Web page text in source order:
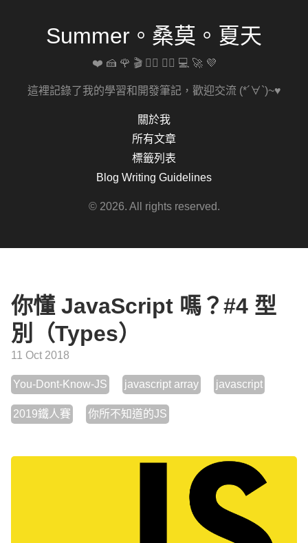
Summer。桑莫。夏天
❤️ 🍰 🌹 🎬 🚴‍♀️ 🏋️‍♀️ 💻 🚀 💜
這裡記錄了我的學習和開發筆記，歡迎交流 (*´∀`)~♥
關於我
所有文章
標籤列表
Blog Writing Guidelines
© 2026. All rights reserved.
你懂 JavaScript 嗎？#4 型
別（Types）
11 Oct 2018
You-Dont-Know-JS javascript array javascript
2019鐵人賽 你所不知道的JS